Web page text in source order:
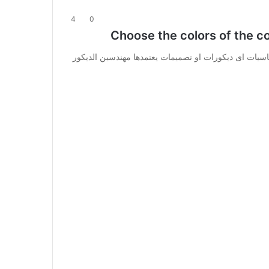
0
4
اى ديكورات او تصميمات يعتمدها مهندسين الديكور